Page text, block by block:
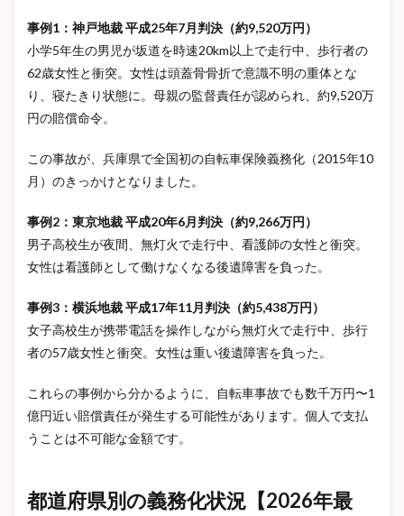
事例1：神戸地裁 平成25年7月判決（約9,520万円）
小学5年生の男児が坂道を時速20km以上で走行中、歩行者の
62歳女性と衝突。女性は頭蓋骨骨折で意識不明の重体とな
り、寝たきり状態に。母親の監督責任が認められ、約9,520万
円の賠償命令。
この事故が、兵庫県で全国初の自転車保険義務化（2015年10
月）のきっかけとなりました。
事例2：東京地裁 平成20年6月判決（約9,266万円）
男子高校生が夜間、無灯火で走行中、看護師の女性と衝突。
女性は看護師として働けなくなる後遺障害を負った。
事例3：横浜地裁 平成17年11月判決（約5,438万円）
女子高校生が携帯電話を操作しながら無灯火で走行中、歩行
者の57歳女性と衝突。女性は重い後遺障害を負った。
これらの事例から分かるように、自転車事故でも数千万円〜1
億円近い賠償責任が発生する可能性があります。個人で支払
うことは不可能な金額です。
都道府県別の義務化状況【2026年最
ダイソー
ダイレクト型保険
チョコレート
チョコレートおすすめ
テンシャル
デカドリンク
デカドリンク カロリー
デカドリンク サイズ
デカドリンク 値段
デカフェ
デコレーション
デザイナーズトイ
トレンド2026
ニトリNミラク
ニトリリカバリーウェア
ノンフライヤーレシピ
ノンフライヤー人気
ノンフライヤー使い方
ノンフライヤー比較
ハンディファン
ハンドメイド
バクネ
バッテリー危険
バレンタイン
バレンタイン2026
バレンタインデー
バンダイ
パイル素材
パジャマ
パジャマおすすめ
パスポート
ファンシー雑貨
フィギュア
フリーランス 保険